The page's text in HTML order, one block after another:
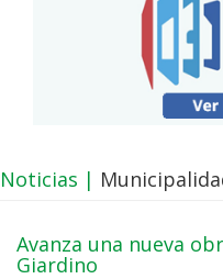
Noticias |
Avanza una nueva
Giardino